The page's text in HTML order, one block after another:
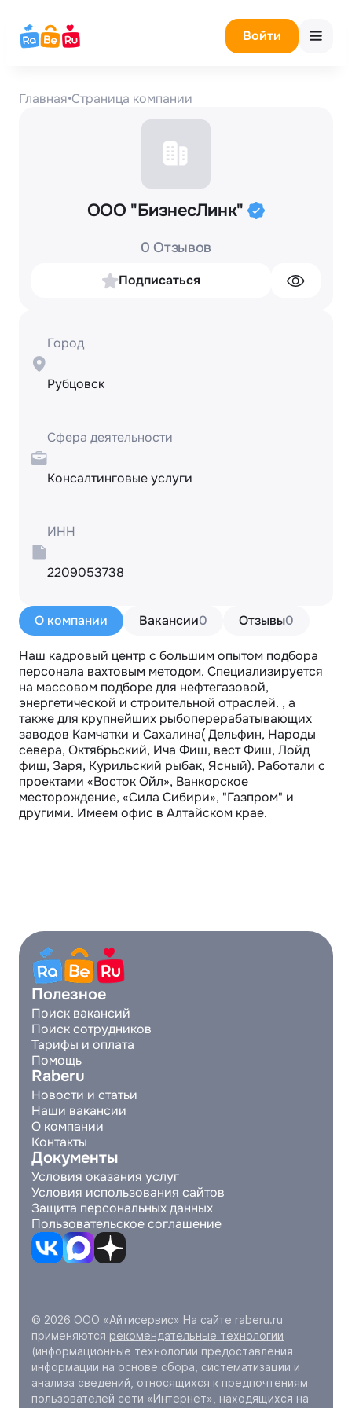
Войти
Главная•Страница компании
ООО "БизнесЛинк"
0 Отзывов
Подписаться
О компании Вакансии0 Отзывы0
Наш кадровый центр с большим опытом подбора
персонала вахтовым методом. Специализируется
на массовом подборе для нефтегазовой,
энергетической и строительной отраслей. , а
также для крупнейших рыбоперерабатывающих
заводов Камчатки и Сахалина( Дельфин, Народы
севера, Октябрьский, Ича Фиш, вест Фиш, Лойд
фиш, Заря, Курильский рыбак, Ясный). Работали с
проектами «Восток Ойл», Ванкорское
месторождение, «Сила Сибири», "Газпром" и
другими. Имеем офис в Алтайском крае.
Город
Рубцовск
Сфера деятельности
Консалтинговые услуги
ИНН
2209053738
Полезное
Поиск вакансий
Поиск сотрудников
Тарифы и оплата
Помощь
Raberu
Новости и статьи
Наши вакансии
О компании
Контакты
Документы
Условия оказания услуг
Условия использования сайтов
Защита персональных данных
Пользовательское соглашение
© 2026 ООО «Айтисервис» На сайте raberu.ru
применяются рекомендательные технологии
(информационные технологии предоставления
информации на основе сбора, систематизации и
анализа сведений, относящихся к предпочтениям
пользователей сети «Интернет», находящихся на